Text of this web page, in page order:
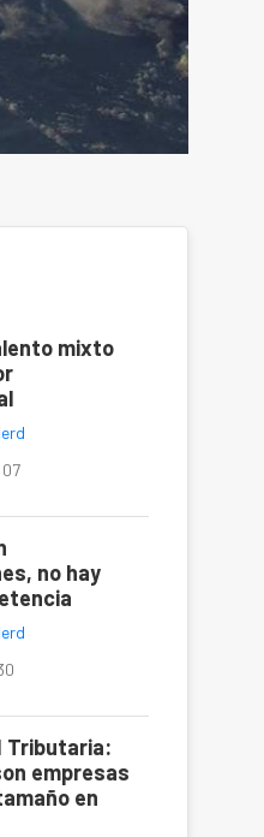
mixto
07
no hay
Tributaria:
empresas
en